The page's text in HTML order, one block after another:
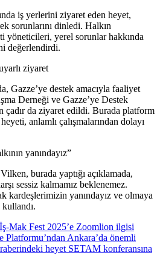
iş yerlerini ziyaret eden heyet,
sorunlarını dinledi. Halkın
yöneticileri, yerel sorunlar hakkında
değerlendirdi.
ziyaret
Gazze’ye destek amacıyla faaliyet
Derneği ve Gazze’ye Destek
çadır da ziyaret edildi. Burada platform
anlamlı çalışmalarından dolayı
yanındayız”
burada yaptığı açıklamada,
sessiz kalmamız beklenemez.
kardeşlerimizin yanındayız ve olmaya
Mak Fest 2025’e Zoomlion ilgisi
Platformu’ndan Ankara’da önemli
heyet SETAM konferansına